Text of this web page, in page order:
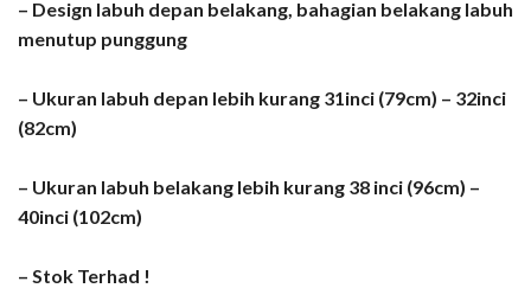
– Design labuh depan belakang, bahagian belakang labuh
menutup punggung
– Ukuran labuh depan lebih kurang 31inci (79cm) – 32inci
(82cm)
– Ukuran labuh belakang lebih kurang 38 inci (96cm) –
40inci (102cm)
– Stok Terhad !